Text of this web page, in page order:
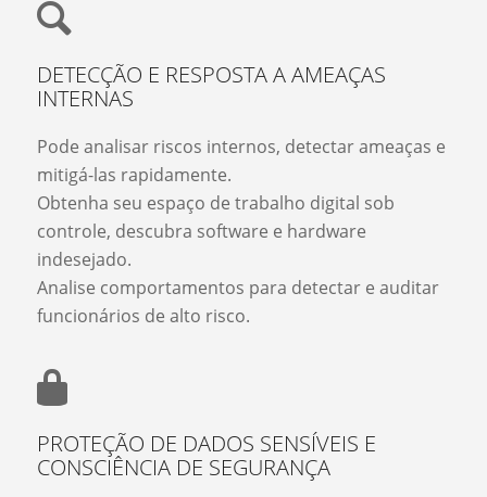
DETECÇÃO E RESPOSTA A AMEAÇAS
INTERNAS
Pode analisar riscos internos, detectar ameaças e
mitigá-las rapidamente.
Obtenha seu espaço de trabalho digital sob
controle, descubra software e hardware
indesejado.
Analise comportamentos para detectar e auditar
funcionários de alto risco.
PROTEÇÃO DE DADOS SENSÍVEIS E
CONSCIÊNCIA DE SEGURANÇA